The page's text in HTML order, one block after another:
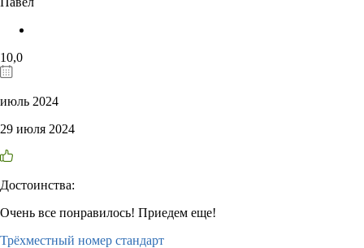
10,0
июль 2024
29 июля 2024
Достоинства:
Очень все понравилось! Приедем еще!
Трёхместный номер стандарт